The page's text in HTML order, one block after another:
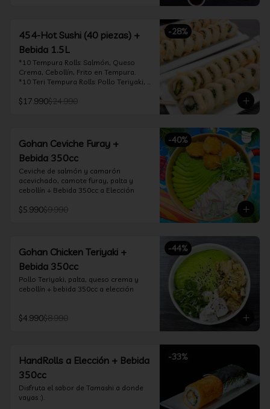
salmón y bañado en salsa acevichada
*10 Tempura Rolls: Salmón, Queso
Crema, Cebollín, Frito en Tempura.
*Incluye 2 palitos, 2 soya 30ml, 1 salsa
teriyaki 30ml
-28%
454-Hot Sushi (40 piezas) +
Bebida 1.5L
*10 Tempura Rolls: Salmón, Queso
Crema, Cebollín, Frito en Tempura.
*10 Teri Tempura Rolls: Pollo Teriyaki,
Tempura
Queso Crema y Cebollín, frito en
tempura
*Incluye 2 palitos, 2 soya 30ml, 1 salsa
teriyaki 30ml
$17.990$24.990
-40%
Gohan Ceviche Furay +
Bebida 350cc
Ceviche de salmón y camarón
acevichado, camote furay, palta y
cebollín + Bebida 350cc a Elección
$5.990$9.990
-44%
Gohan Chicken Teriyaki +
Bebida 350cc
Pollo Teriyaki, palta, queso crema y
cebollín + bebida 350cc a elección
$4.990$8.990
-33%
HandRolls a Elección + Bebida
350cc
Disfruta el sabor de Tamashi a donde
vayas :).